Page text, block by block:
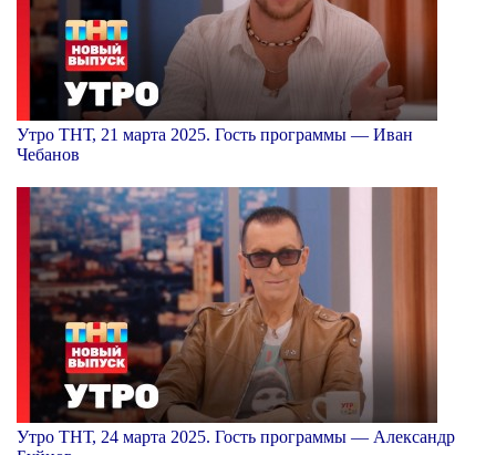
Утро ТНТ, 21 марта 2025. Гость программы — Иван
Чебанов
Утро ТНТ, 24 марта 2025. Гость программы — Александр